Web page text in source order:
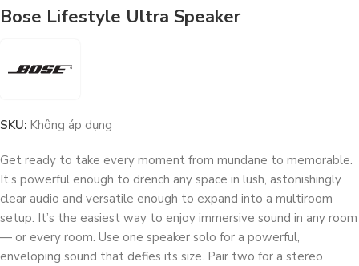
Bose Lifestyle Ultra Speaker
SKU: Không áp dụng
Get ready to take every moment from mundane to memorable.
It’s powerful enough to drench any space in lush, astonishingly
clear audio and versatile enough to expand into a multiroom
setup. It’s the easiest way to enjoy immersive sound in any room
— or every room. Use one speaker solo for a powerful,
enveloping sound that defies its size. Pair two for a stereo